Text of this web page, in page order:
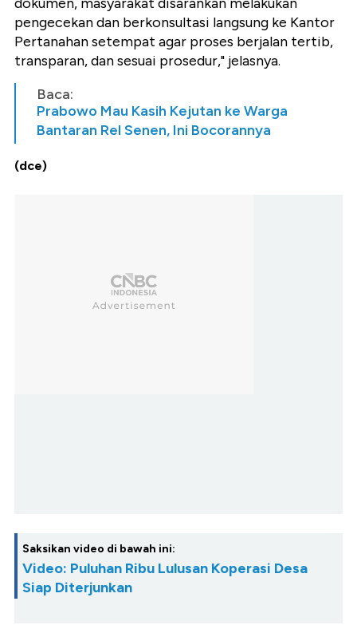
pengecekan dan berkonsultasi langsung ke Kantor
Pertanahan setempat agar proses berjalan tertib,
transparan, dan sesuai prosedur," jelasnya.
Baca:
Prabowo Mau Kasih Kejutan ke Warga
Bantaran Rel Senen, Ini Bocorannya
(dce)
Saksikan video di bawah ini:
Video: Puluhan Ribu Lulusan Koperasi Desa
Siap Diterjunkan